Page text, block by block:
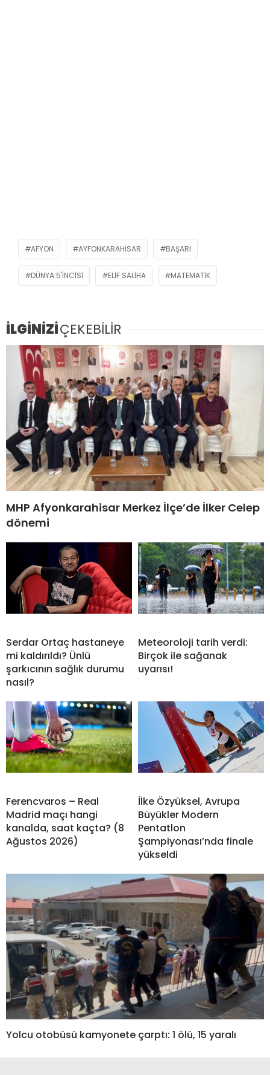
AFYON AYFONKARAHISAR BAŞARI
DÜNYA 5'INCISI ELIF SALIHA MATEMATIK
İLGİNİZİÇEKEBİLİR
MHP Afyonkarahisar Merkez İlçe’de İlker Celep
dönemi
Serdar Ortaç hastaneye
mi kaldırıldı? Ünlü
şarkıcının sağlık durumu
nasıl?
Meteoroloji tarih verdi:
Birçok ile sağanak
uyarısı!
Ferencvaros – Real
Madrid maçı hangi
kanalda, saat kaçta? (8
Ağustos 2026)
İlke Özyüksel, Avrupa
Büyükler Modern
Pentatlon
Şampiyonası’nda finale
yükseldi
Yolcu otobüsü kamyonete çarptı: 1 ölü, 15 yaralı